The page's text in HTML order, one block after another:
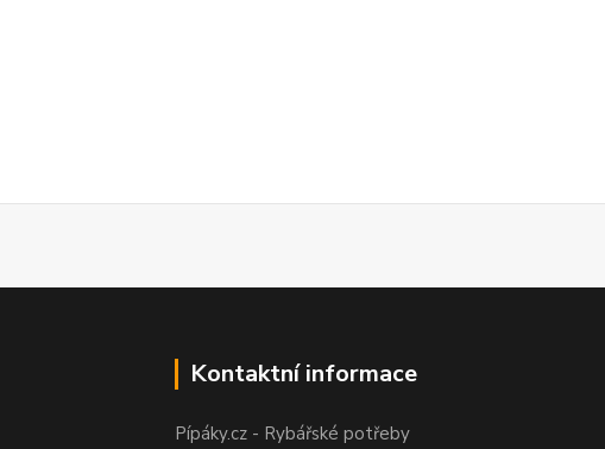
Kontaktní informace
Pípáky.cz - Rybářské potřeby